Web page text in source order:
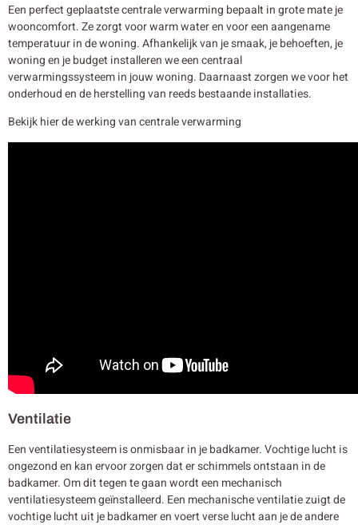
Een perfect geplaatste centrale verwarming bepaalt in grote mate je
wooncomfort. Ze zorgt voor warm water en voor een aangename
temperatuur in de woning. Afhankelijk van je smaak, je behoeften, je
woning en je budget installeren we een centraal
verwarmingssysteem in jouw woning. Daarnaast zorgen we voor het
onderhoud en de herstelling van reeds bestaande installaties.
Bekijk hier de werking van centrale verwarming
Ventilatie
Een ventilatiesysteem is onmisbaar in je badkamer. Vochtige lucht is
ongezond en kan ervoor zorgen dat er schimmels ontstaan in de
badkamer. Om dit tegen te gaan wordt een mechanisch
ventilatiesysteem geïnstalleerd. Een mechanische ventilatie zuigt de
vochtige lucht uit je badkamer en voert verse lucht aan je de andere